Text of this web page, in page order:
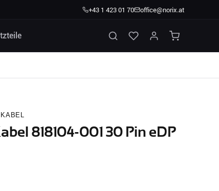
+43 1 423 01 70 office@norix.at
818104-001 30 Pin eDP